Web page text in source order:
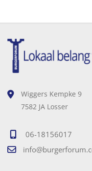
Wiggers Kempke 9
7582 JA Losser
06-18156017